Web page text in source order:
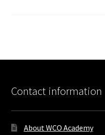
Contact information
About WCO Academy